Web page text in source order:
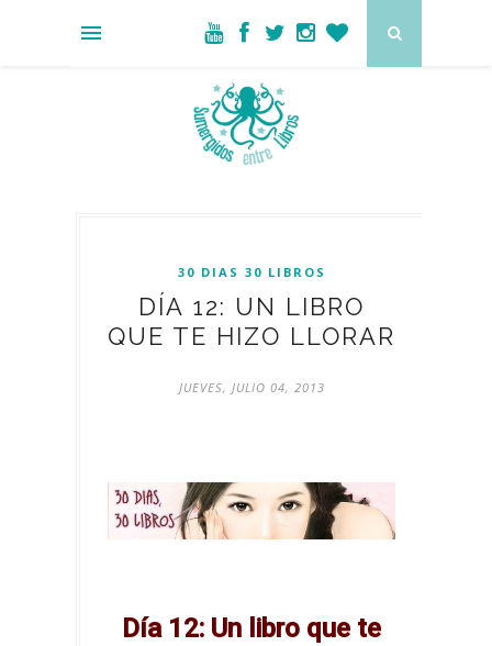
30 DIAS 30 LIBROS
DÍA 12: UN LIBRO
QUE TE HIZO LLORAR
JUEVES, JULIO 04, 2013
Día 12: Un libro que te